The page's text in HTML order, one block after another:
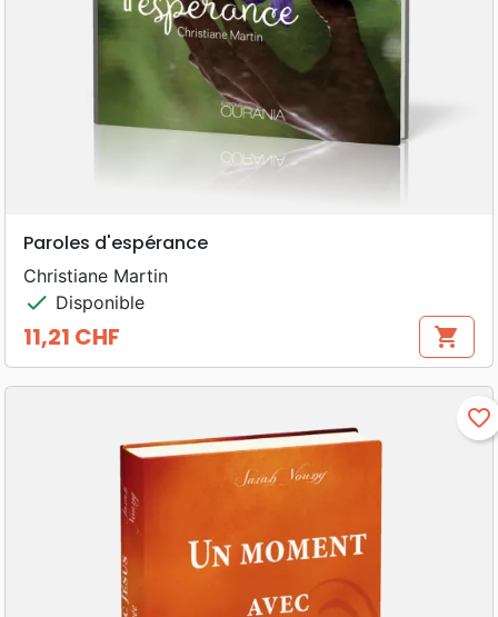
Paroles d'espérance
Christiane Martin
check Disponible
Prix
11,21 CHF shopping_cart
favorite_border